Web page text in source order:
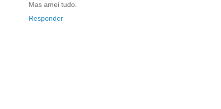
Mas amei tudo.
Responder